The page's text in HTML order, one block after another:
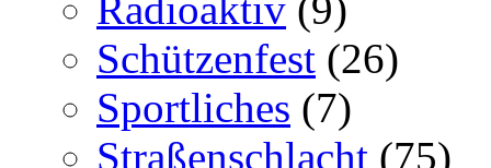
Schützenfest (26)
Sportliches (7)
Straßenschlacht (75)